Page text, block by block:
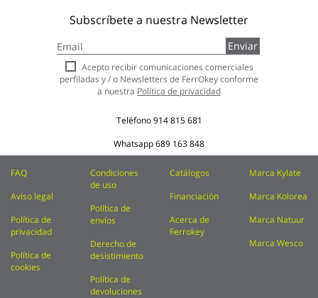
Subscríbete a nuestra Newsletter
a
nuestro
boletín
de
Enviar
Acepto recibir comunicaciones comerciales
perfiladas y / o Newsletters de FerrOkey conforme
a nuestra Política de privacidad
Teléfono914 815 681
Whatsapp689 163 848
FAQ
Aviso legal
Política de
privacidad
Política de
cookies
Condiciones
de uso
Política de
envíos
Derecho de
desistimiento
Política de
devoluciones
Catálogos
Financiación
Acerca de
Ferrokey
Marca Kylate
Marca Kolorea
Marca Natuur
Marca Wesco